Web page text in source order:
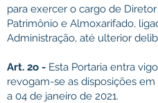
para exercer o cargo de
Patrimônio e Almoxarifado,
Administração, até ulterior
Art. 2o - Esta Portaria entra
revogam-se as disposições
a 04 de janeiro de 2021.